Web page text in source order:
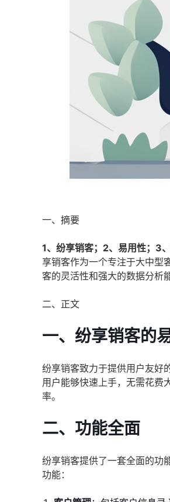
一、摘要
1、纷享销客；2、易用性；3
享销客作为一个专注于大中型
客的灵活性和强大的数据分析
二、正文
一、纷享销客的
纷享销客致力于提供用户友好
用户能够快速上手，无需花费
率。
二、功能全面
纷享销客提供了一套全面的功
功能：